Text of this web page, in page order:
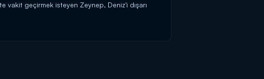
vakit geçirmek isteyen Zeynep, Deniz'i dışarı